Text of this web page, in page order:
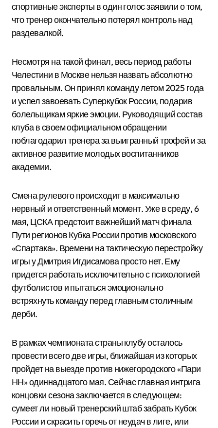
спортивные эксперты в один голос заявили о том,
что тренер окончательно потерял контроль над
раздевалкой.
Несмотря на такой финал, весь период работы
Челестини в Москве нельзя назвать абсолютно
провальным. Он принял команду летом 2025 года
и успел завоевать Суперкубок России, подарив
болельщикам яркие эмоции. Руководящий состав
клуба в своем официальном обращении
поблагодарил тренера за выигранный трофей и за
активное развитие молодых воспитанников
академии.
Смена рулевого происходит в максимально
нервный и ответственный момент. Уже в среду, 6
мая, ЦСКА предстоит важнейший матч финала
Пути регионов Кубка России против московского
«Спартака». Времени на тактическую перестройку
игры у Дмитрия Игдисамова просто нет. Ему
придется работать исключительно с психологией
футболистов и пытаться эмоционально
встряхнуть команду перед главным столичным
дерби.
В рамках чемпионата страны клубу осталось
провести всего две игры, ближайшая из которых
пройдет на выезде против нижегородского «Пари
НН» одиннадцатого мая. Сейчас главная интрига
концовки сезона заключается в следующем:
сумеет ли новый тренерский штаб забрать Кубок
России и скрасить горечь от неудач в лиге, или